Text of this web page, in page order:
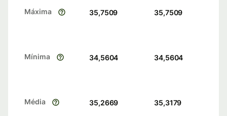
Máxima 35,7509 35,7509
Mínima 34,5604 34,5604
Média 35,2669 35,3179